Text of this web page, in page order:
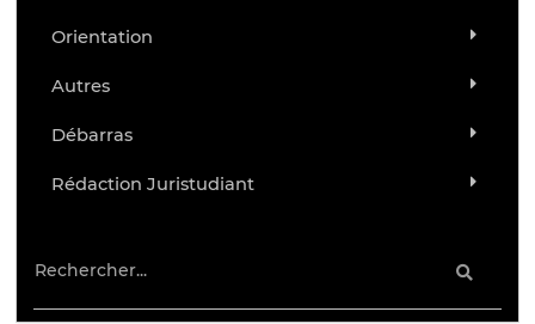
Orientation
Autres
Débarras
Rédaction Juristudiant